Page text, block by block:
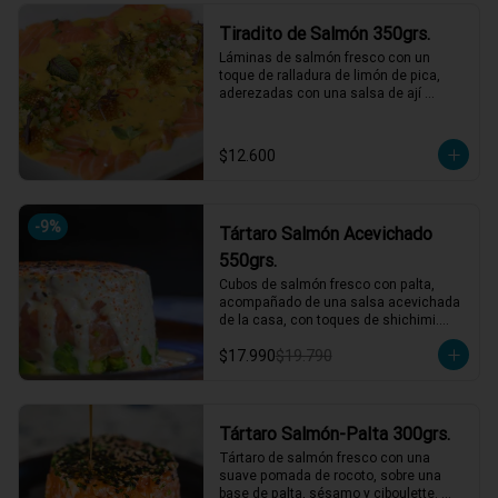
en su presentación completa, salsas o
acompañamientos incluidos.
Tiradito de Salmón 350grs.
Láminas de salmón fresco con un
toque de ralladura de limón de pica,
aderezadas con una salsa de ají
rabanito y menta, junto a mostaza
encurtida agridulce para un contraste
1 a 2 personas comen de este plato!
*El peso neto corresponde al producto
en su presentación completa, salsas o
acompañamientos incluidos.
$12.600
-9%
Tártaro Salmón Acevichado
550grs.
Cubos de salmón fresco con palta,
acompañado de una salsa acevichada
de la casa, con toques de shichimi.
*El peso neto corresponde al producto
en su presentación completa, salsas o
$17.990$19.790
Tártaro Salmón-Palta 300grs.
Tártaro de salmón fresco con una
suave pomada de rocoto, sobre una
base de palta, sésamo y ciboulette.